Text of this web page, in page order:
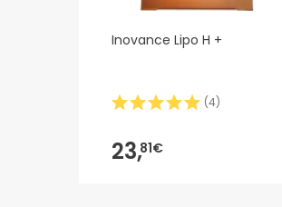
Inovance Lipo H +
(4)
23,81€